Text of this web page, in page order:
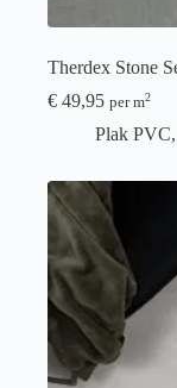
Therdex Stone
€ 49,95 per m2
Plak PVC,